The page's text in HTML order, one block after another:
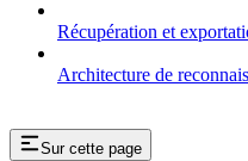
Récupération et
Architecture de
Sur cette page